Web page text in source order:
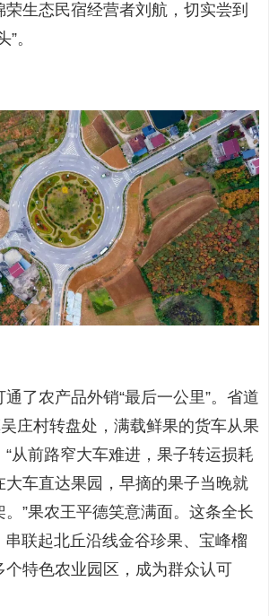
生态民宿经营者刘航，切实尝到
。
农产品外销“最后一公里”。省道
庄村转盘处，满载鲜果的货车从果
“从前路窄大车难进，果子转运损耗
大车直达果园，早摘的果子当晚就
”果农王平德笑意满面。这条全长
联起北丘沿线金谷珍果、宝峰榴
个特色农业园区，成为群众认可